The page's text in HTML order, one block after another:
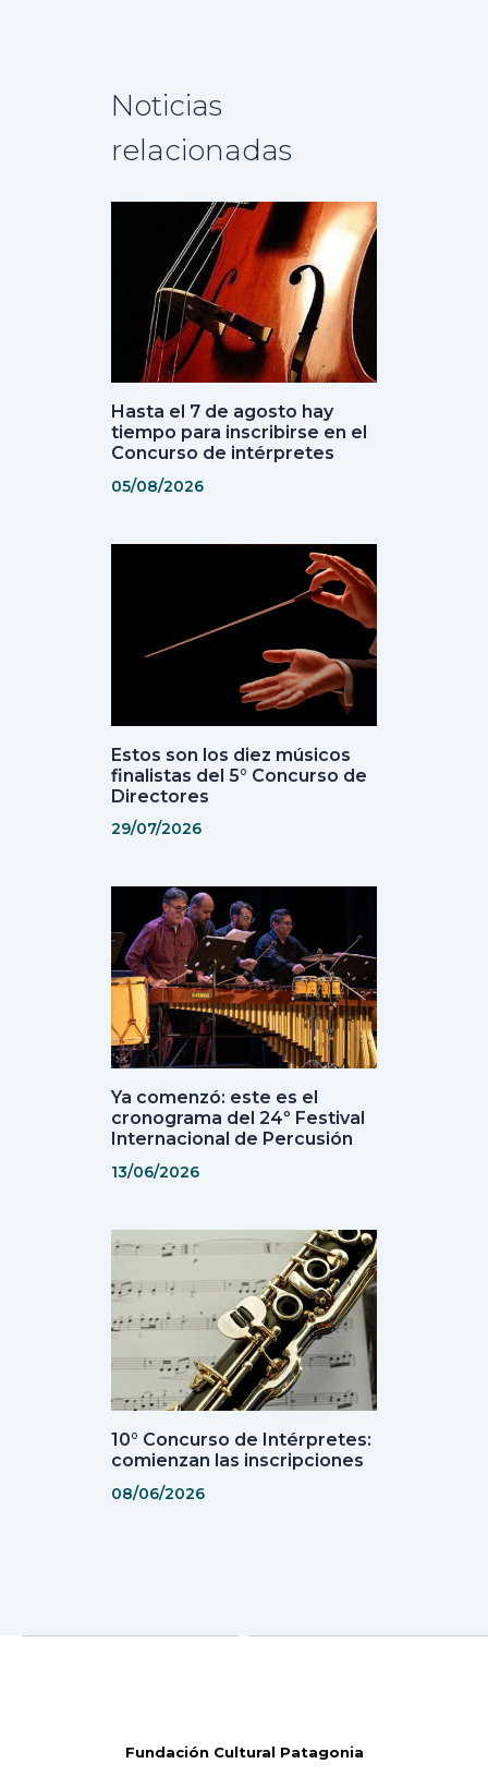
Noticias
relacionadas
Hasta el 7 de agosto hay
tiempo para inscribirse en el
Concurso de intérpretes
05/08/2026
Estos son los diez músicos
finalistas del 5° Concurso de
Directores
29/07/2026
Ya comenzó: este es el
cronograma del 24º Festival
Internacional de Percusión
13/06/2026
10° Concurso de Intérpretes:
comienzan las inscripciones
08/06/2026
Fundación Cultural Patagonia